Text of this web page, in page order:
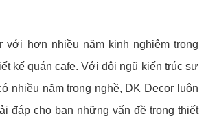
với hơn nhiều năm kinh nghiệm trong
kế quán cafe. Với đội ngũ kiến trúc sư
nhiều năm trong nghề, DK Decor luôn
đáp cho bạn những vấn đề trong thiết